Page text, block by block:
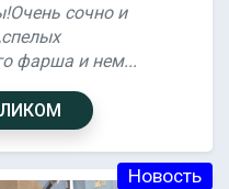
сочно и
фарша и нем...
Новость